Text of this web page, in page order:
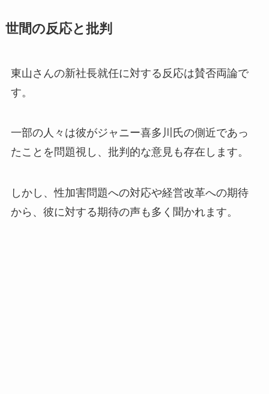
世間の反応と批判
東山さんの新社長就任に対する反応は賛否両論で
す。
一部の人々は彼がジャニー喜多川氏の側近であっ
たことを問題視し、批判的な意見も存在します。
しかし、性加害問題への対応や経営改革への期待
から、彼に対する期待の声も多く聞かれます。